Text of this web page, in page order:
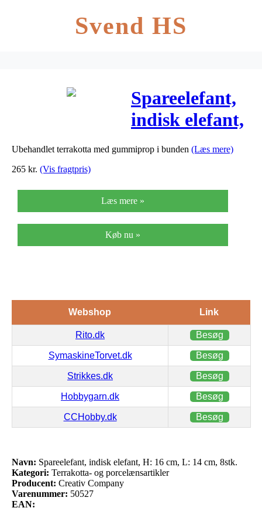
Svend HS
Spareelefant,
indisk elefant,
H: 16 cm, L:
Ubehandlet terrakotta med gummiprop i bunden (Læs mere)
265 kr. (Vis fragtpris)
Læs mere »
Køb nu »
Webshop Link
Rito.dk Besøg
SymaskineTorvet.dk Besøg
Strikkes.dk Besøg
Hobbygarn.dk Besøg
CCHobby.dk Besøg
Navn: Spareelefant, indisk elefant, H: 16 cm, L: 14 cm, 8stk.
Kategori: Terrakotta- og porcelænsartikler
Producent: Creativ Company
Varenummer: 50527
EAN: